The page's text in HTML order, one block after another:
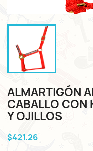
ALMARTIGÓN
CABALLO CON
Y OJILLOS
$421.26